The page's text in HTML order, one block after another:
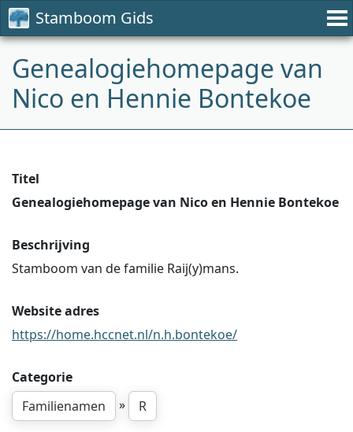
Stamboom Gids
Genealogiehomepage van
Nico en Hennie Bontekoe
Titel
Genealogiehomepage van Nico en Hennie Bontekoe
Beschrijving
Stamboom van de familie Raij(y)mans.
Website adres
https://home.hccnet.nl/n.h.bontekoe/
Categorie
Familienamen
» R